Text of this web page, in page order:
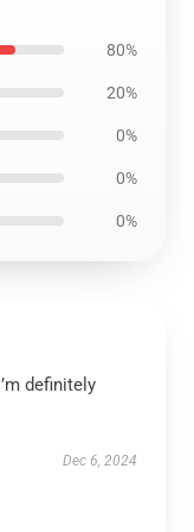
80%
20%
0%
0%
0%
definitely
Dec 6, 2024